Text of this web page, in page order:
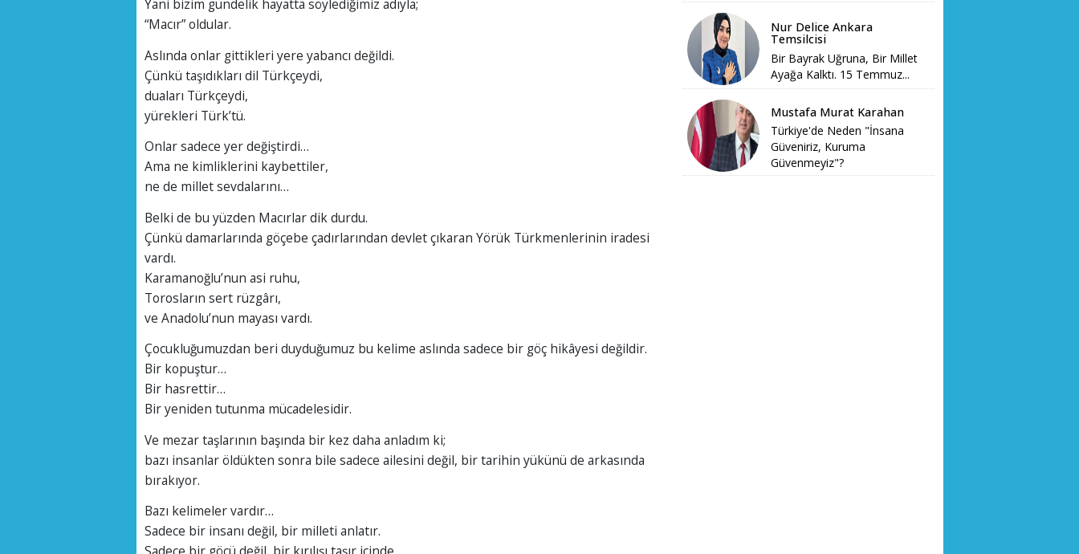
Yani bizim gündelik hayatta söylediğimiz adıyla;
“Macır” oldular.
Aslında onlar gittikleri yere yabancı değildi.
Çünkü taşıdıkları dil Türkçeydi,
duaları Türkçeydi,
yürekleri Türk’tü.
Onlar sadece yer değiştirdi…
Ama ne kimliklerini kaybettiler,
ne de millet sevdalarını…
Belki de bu yüzden Macırlar dik durdu.
Çünkü damarlarında göçebe çadırlarından devlet çıkaran Yörük Türkmenlerinin iradesi
vardı.
Karamanoğlu’nun asi ruhu,
Torosların sert rüzgârı,
ve Anadolu’nun mayası vardı.
Çocukluğumuzdan beri duyduğumuz bu kelime aslında sadece bir göç hikâyesi değildir.
Bir kopuştur…
Bir hasrettir…
Bir yeniden tutunma mücadelesidir.
Ve mezar taşlarının başında bir kez daha anladım ki;
bazı insanlar öldükten sonra bile sadece ailesini değil, bir tarihin yükünü de arkasında
bırakıyor.
Bazı kelimeler vardır…
Sadece bir insanı değil, bir milleti anlatır.
Nur Delice Ankara
Temsilcisi
Bir Bayrak Uğruna, Bir Millet
Ayağa Kalktı. 15 Temmuz...
Mustafa Murat Karahan
Türkiye'de Neden "İnsana
Güveniriz, Kuruma
Güvenmeyiz"?